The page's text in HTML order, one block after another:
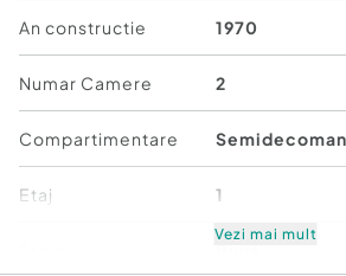
An constructie 1970
Numar Camere 2
Compartimentare
Etaj 1
Vezi mai mult